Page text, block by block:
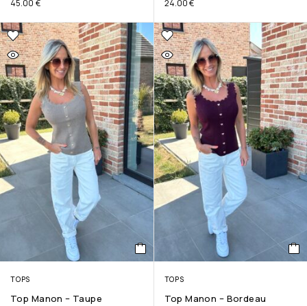
45.00 € 24.00€
TOPS
Top Manon – Taupe
TOPS
Top Manon – Bordeau